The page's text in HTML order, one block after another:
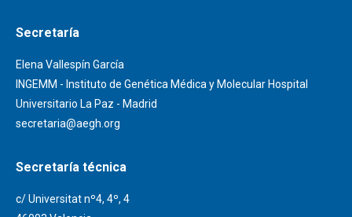
Secretaría
Elena Vallespín García
INGEMM - Instituto de Genética Médica y Molecular Hospital
Universitario La Paz - Madrid
secretaria@aegh.org
Secretaría técnica
c/ Universitat nº4, 4º, 4